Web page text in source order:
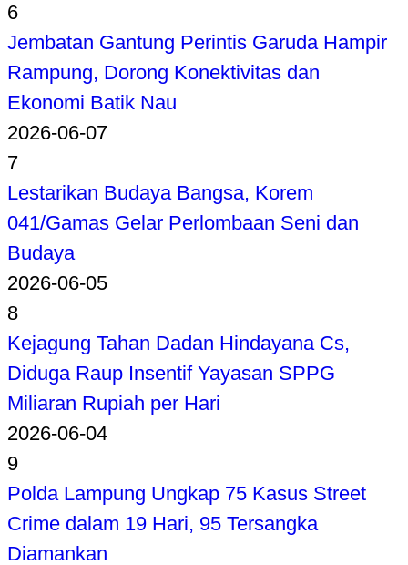
6
Jembatan Gantung Perintis Garuda Hampir
Rampung, Dorong Konektivitas dan
Ekonomi Batik Nau
2026-06-07
7
Lestarikan Budaya Bangsa, Korem
041/Gamas Gelar Perlombaan Seni dan
Budaya
2026-06-05
8
Kejagung Tahan Dadan Hindayana Cs,
Diduga Raup Insentif Yayasan SPPG
Miliaran Rupiah per Hari
2026-06-04
9
Polda Lampung Ungkap 75 Kasus Street
Crime dalam 19 Hari, 95 Tersangka
Diamankan